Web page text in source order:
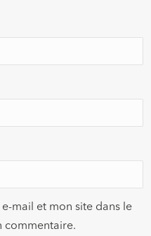
mail et mon site dans le
commentaire.